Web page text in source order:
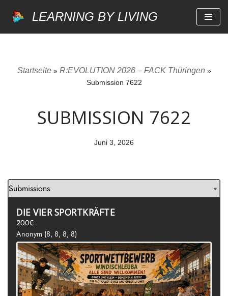
LEARNING BY LIVING
Startseite» R:EVOLUTION 2026 – FACK Thüringen »
Submission 7622
SUBMISSION 7622
Juni 3, 2026
DIE VIER SPORTKRÄFTE
200€
Anonym (8, 8, 8, 8)